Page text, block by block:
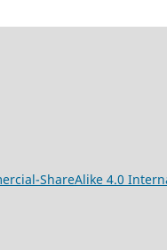
ShareAlike 4.0